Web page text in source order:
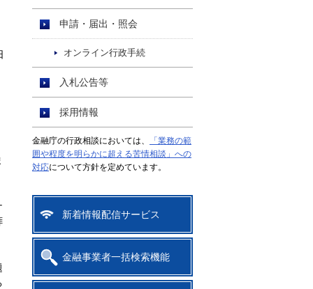
申請・届出・照会
オンライン行政手続
入札公告等
採用情報
金融庁の行政相談においては、
「業務の範
囲や程度を明らかに超える苦情相談」への
対応について方針を定めています。
新着情報配信サービス
金融事業者一括検索機能